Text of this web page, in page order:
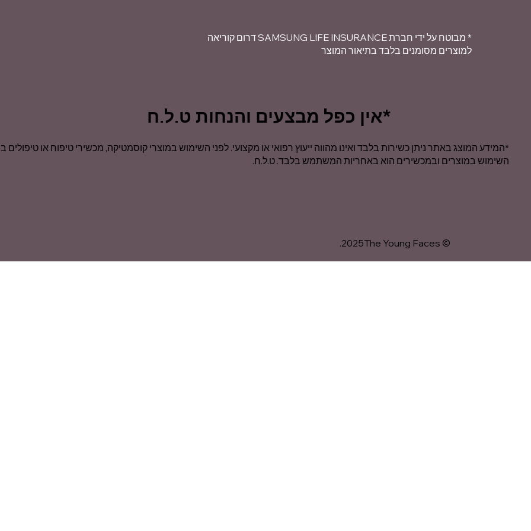
* מבוטח על ידי חברת SAMSUNG LIFE INSURANCE דרום קוריאה
למוצרים מסומנים בלבד בתיאור המוצר
*אין כפל מבצעים והנחות ט.ל.ח
*המידע המוצג באתר ניתן כשירות בלבד ואינו מהווה ייעוץ רפואי או מקצועי. לפני השימוש במוצרי קוסמטיקה, מכשירי טיפוח או
השימוש במוצרים ובמכשירים הוא באחריות המשתמש בלבד. ט.ל.ח.
© 2025The Young Faces.